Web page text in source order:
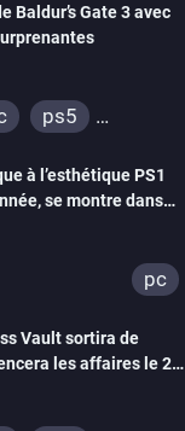
Baldur’s Gate 3 avec
ps5
à l’esthétique PS1
se montre dans
pc
Vault sortira de
les affaires le 2